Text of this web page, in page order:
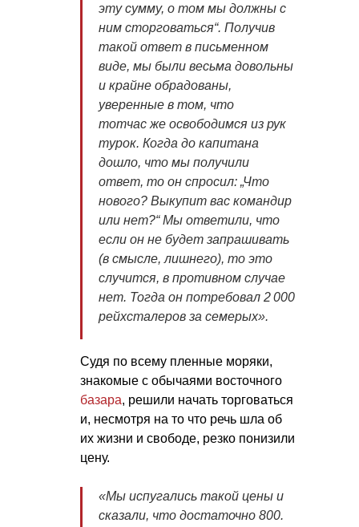
эту сумму, о том мы должны с
ним сторговаться“. Получив
такой ответ в письменном
виде, мы были весьма довольны
и крайне обрадованы,
уверенные в том, что
тотчас же освободимся из рук
турок. Когда до капитана
дошло, что мы получили
ответ, то он спросил: „Что
нового? Выкупит вас командир
или нет?“ Мы ответили, что
если он не будет запрашивать
(в смысле, лишнего), то это
случится, в противном случае
нет. Тогда он потребовал 2 000
рейхсталеров за семерых».
Судя по всему пленные моряки,
знакомые с обычаями восточного
базара, решили начать торговаться
и, несмотря на то что речь шла об
их жизни и свободе, резко понизили
цену.
«Мы испугались такой цены и
сказали, что достаточно 800.